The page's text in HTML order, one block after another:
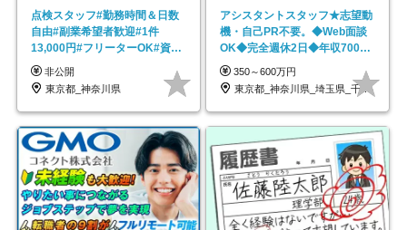
点検スタッフ#勤務時間＆日数
自由#副業希望者歓迎#1件
13,000円#フリーターOK#資格
スキル不要
非公開
東京都_神奈川県
アシスタントスタッフ★志望動
機・自己PR不要。◆Web面談
OK◆完全週休2日◆年収700万
円可/p13
350～600万円
東京都_神奈川県_埼玉県_千葉県_大阪府…